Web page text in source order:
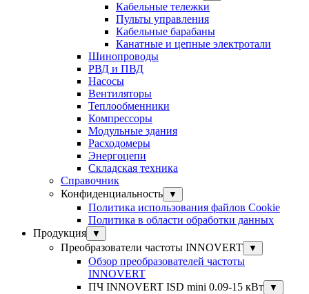
Кабельные тележки
Пульты управления
Кабельные барабаны
Канатные и цепные электротали
Шинопроводы
РВД и ПВД
Насосы
Вентиляторы
Теплообменники
Компрессоры
Модульные здания
Расходомеры
Энергоцепи
Складская техника
Справочник
Конфиденциальность
▼
Политика использования файлов Cookie
Политика в области обработки данных
Продукция
▼
Преобразователи частоты INNOVERT ▼
Обзор преобразователей частоты
INNOVERT
ПЧ INNOVERT ISD mini 0.09-15 кВт
▼